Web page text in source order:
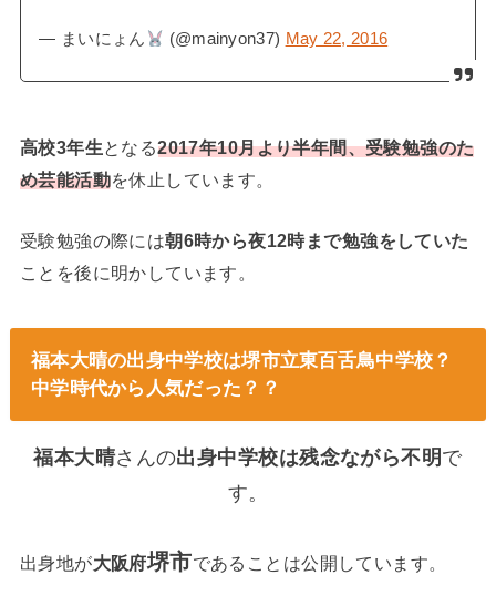
— まいにょん (@mainyon37) May 22, 2016
高校3年生 となる2017年10月より半年間、受験勉強のた
め芸能活動を休止しています。
受験勉強の際には朝6時から夜12時まで勉強をしていた
ことを後に明かしています。
福本大晴の出身中学校は堺市立東百舌鳥中学校？
中学時代から人気だった？？
福本大晴さんの出身中学校は残念ながら不明 で
す。
出身地が大阪府堺市であることは公開しています。